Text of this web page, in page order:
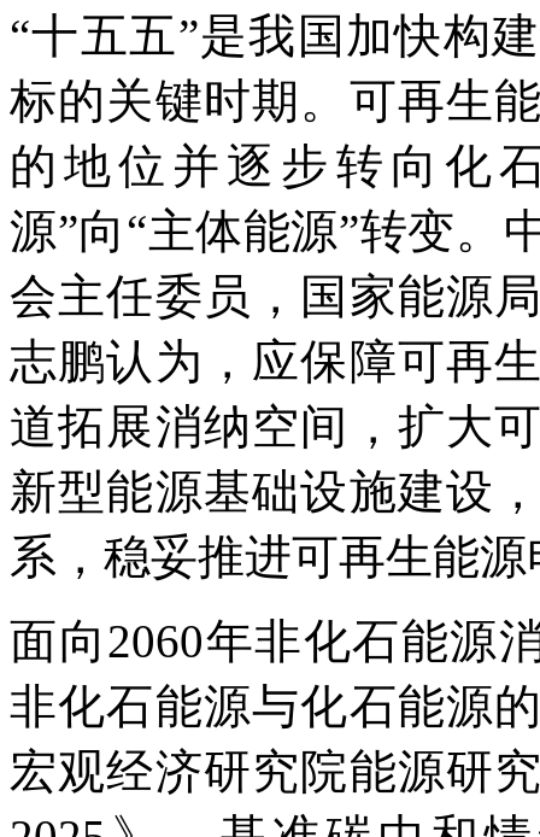
“十五五”是我国加快构
标的关键时期。可再生
的地位并逐步转向化
源”向“主体能源”转变。
会主任委员，国家能源
志鹏认为，应保障可再
道拓展消纳空间，扩大
新型能源基础设施建设
系，稳妥推进可再生能
面向2060年非化石能源
非化石能源与化石能源
宏观经济研究院能源研